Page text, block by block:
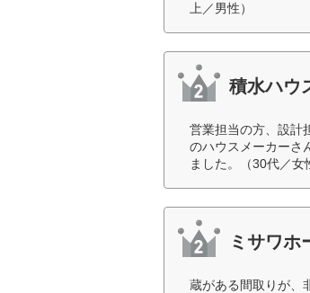
上／男性）
積水ハウ
営業担当の方、設計
のハウスメーカーさ
ました。（30代／女
ミサワホ
蔵がある間取りが、